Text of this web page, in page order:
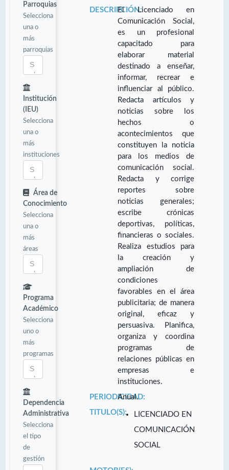
Parroquias
Selecciona
una o
más
parroquias
Institución
(IEU)
Selecciona
una o
más
instituciones
Área de
Conocimiento
Selecciona
una o
más
áreas
Programa
Académico
Selecciona
uno o
más
programas
Dependencia
Administrativa
Selecciona
el tipo
de
gestión
DESCRIPCIÓN:El Licenciado en
Comunicación Social,
es un profesional
capacitado para
elaborar material
destinado a enseñar,
informar, recrear e
influenciar al público.
Redacta artículos y
noticias sobre los
hechos o
acontecimientos que
constituyen la noticia
para los medios de
comunicación social.
Redacta y corrige
reportes sobre
noticias generales;
escribe crónicas
deportivas, políticas,
financieras o sociales.
Realiza estudios para
la creación y
ampliación de
condiciones
favorables en el área
publicitaria; de manera
original, eficaz y
persuasiva. Planifica,
organiza y coordina
programas de
relaciones públicas en
empresas e
instituciones.
PERIODICIDAD:
Anual.
TITULO(S):
LICENCIADO EN
COMUNICACIÓN
SOCIAL